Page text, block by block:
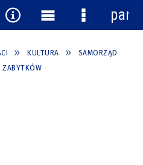
KULTURA
SAMORZĄD
ZABYTKÓW
Narzędzia
Menu
główne
Menu
panel